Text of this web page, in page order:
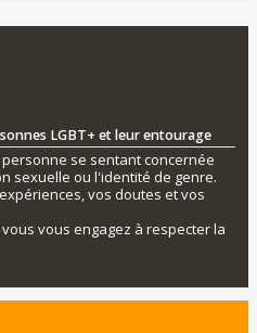
LGBT+ et leur entourage
se sentant concernée
sexuelle ou l'identité de genre.
vos doutes et vos
vous engagez à respecter la